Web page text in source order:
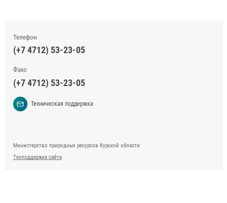
Телефон
(+7 4712) 53-23-05
Факс
(+7 4712) 53-23-05
Техническая поддержка
Министерство природных ресурсов Курской области
Техподдержка сайта